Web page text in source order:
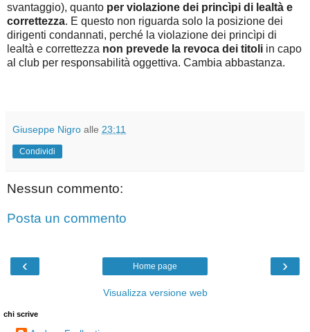
svantaggio), quanto per violazione dei princìpi di lealtà e
correttezza. E questo non riguarda solo la posizione dei
dirigenti condannati, perché la violazione dei princìpi di
lealtà e correttezza non prevede la revoca dei titoli in capo
al club per responsabilità oggettiva. Cambia abbastanza.
Giuseppe Nigro alle 23:11
Condividi
Nessun commento:
Posta un commento
‹ ›
Home page
Visualizza versione web
chi scrive